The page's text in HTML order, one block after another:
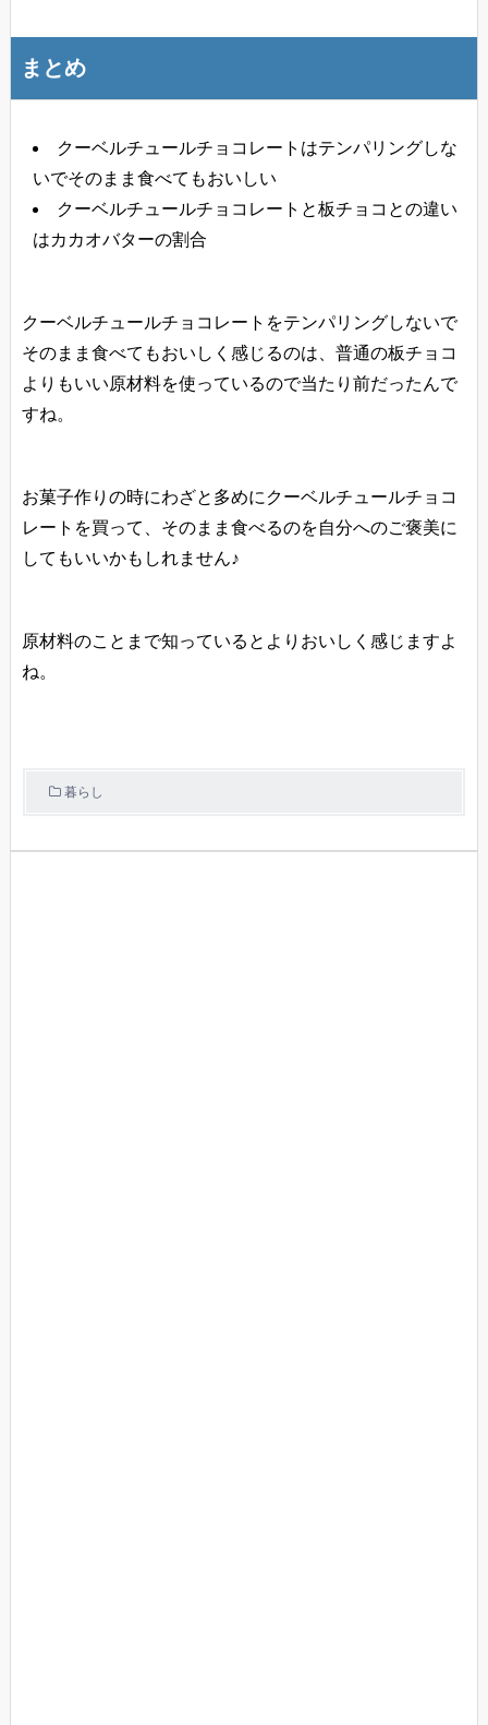
まとめ
クーベルチュールチョコレートはテンパリングしな
いでそのまま食べてもおいしい
クーベルチュールチョコレートと板チョコとの違い
はカカオバターの割合
クーベルチュールチョコレートをテンパリングしないで
そのまま食べてもおいしく感じるのは、普通の板チョコ
よりもいい原材料を使っているので当たり前だったんで
すね。
お菓子作りの時にわざと多めにクーベルチュールチョコ
レートを買って、そのまま食べるのを自分へのご褒美に
してもいいかもしれません♪
原材料のことまで知っているとよりおいしく感じますよ
ね。
暮らし